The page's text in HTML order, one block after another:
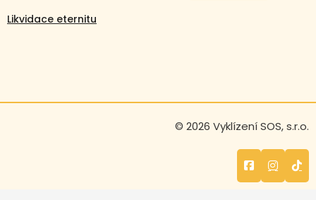
Likvidace eternitu
© 2026 Vyklízení SOS, s.r.o.